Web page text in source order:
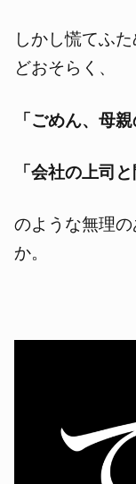
しかし慌てふ
どおそらく、
「ごめん、母
「会社の上司
のような無理
か。